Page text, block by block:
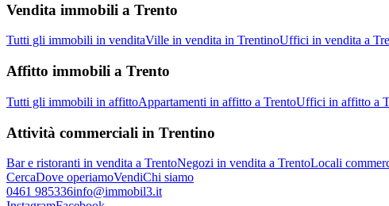
Vendita immobili a Trento
Tutti gli immobili in venditaVille in vendita in TrentinoUffici in vendita a
Affitto immobili a Trento
Tutti gli immobili in affittoAppartamenti in affitto a TrentoUffici in affitto a
Attività commerciali in Trentino
Bar e ristoranti in vendita a TrentoNegozi in vendita a TrentoLocali
CercaDove operiamoVendiChi siamo
0461 985336info@immobil3.it